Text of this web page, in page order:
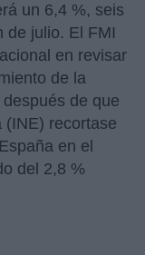
un 6,4 %, seis
de julio. El FMI
en revisar
de la
de que
(INE) recortase
en el
del 2,8 %